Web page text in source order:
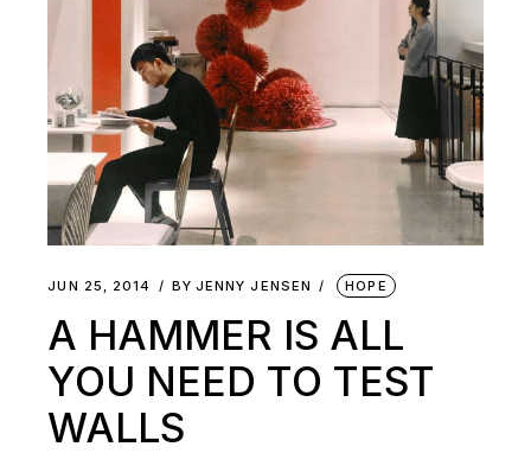
JUN 25, 2014 BY JENNY JENSEN HOPE
A HAMMER IS ALL
YOU NEED TO TEST
WALLS